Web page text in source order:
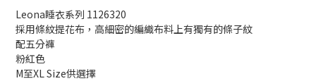
Leona睡衣系列 1126320
採用條紋提花布，高細密的編織布料上有獨有的條子紋
配五分褲
粉紅色
M至XL Size供選擇